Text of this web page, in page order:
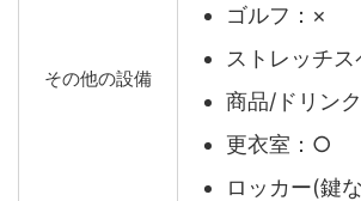
その他の設備
ゴルフ：×
ストレッチ
商品/ドリン
更衣室：○
ロッカー(鍵